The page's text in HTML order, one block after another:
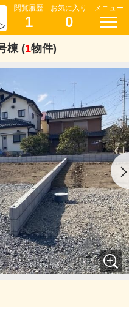
閲覧履歴
1
お気に入り
0
メニュー
棟 (1物件)